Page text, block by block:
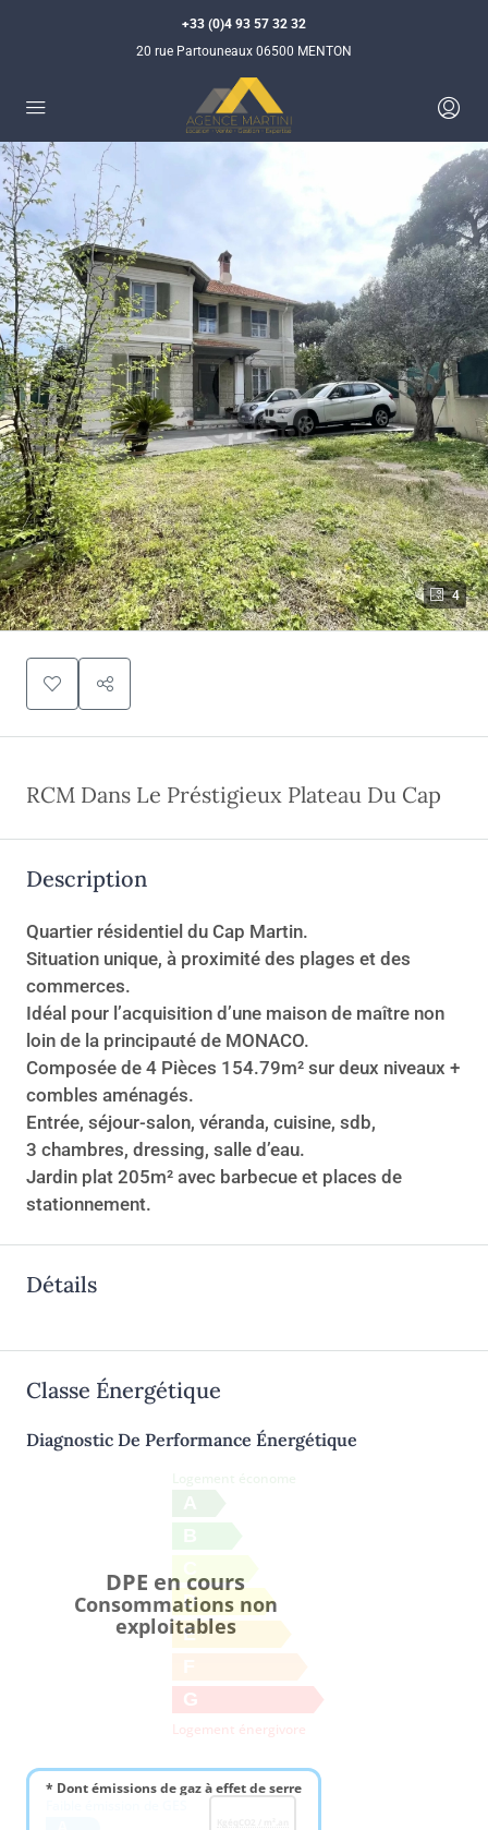
+33 (0)4 93 57 32 32
20 rue Partouneaux 06500 MENTON
4
RCM Dans Le Préstigieux Plateau Du Cap
Description
Quartier résidentiel du Cap Martin.
Situation unique, à proximité des plages et des
commerces.
Idéal pour l’acquisition d’une maison de maître non
loin de la principauté de MONACO.
Composée de 4 Pièces 154.79m² sur deux niveaux +
combles aménagés.
Entrée, séjour-salon, véranda, cuisine, sdb,
3 chambres, dressing, salle d’eau.
Jardin plat 205m² avec barbecue et places de
stationnement.
Détails
Classe Énergétique
Diagnostic De Performance Énergétique
D
E
G
Logement énergivore
DPE en cours
Consommations non
exploitables
* Dont émissions de gaz à effet de serre